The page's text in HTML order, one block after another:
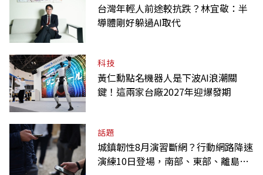
台灣年輕人前途較抗跌？林宜敬：半
導體剛好躲過AI取代
科技
黃仁勳點名機器人是下波AI浪潮關
鍵！這兩家台廠2027年迎爆發期
話題
城鎮韌性8月演習斷網？行動網路降速
演練10日登場，南部、東部、離島為